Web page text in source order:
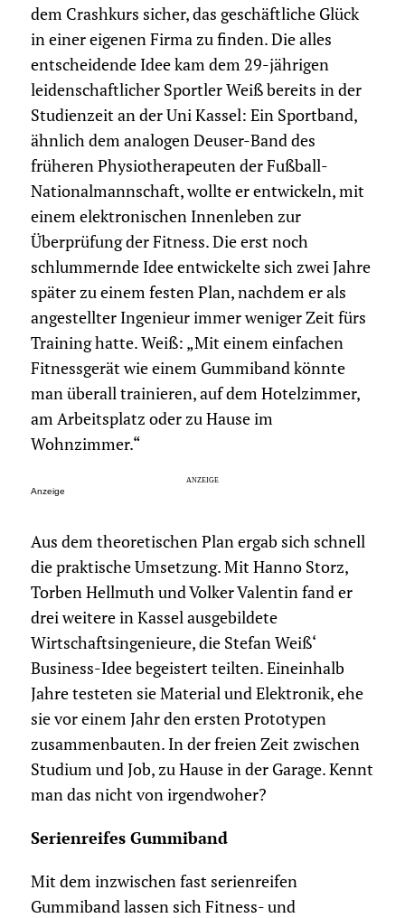
dem Crashkurs sicher, das geschäftliche Glück
in einer eigenen Firma zu finden. Die alles
entscheidende Idee kam dem 29-jährigen
leidenschaftlicher Sportler Weiß bereits in der
Studienzeit an der Uni Kassel: Ein Sportband,
ähnlich dem analogen Deuser-Band des
früheren Physiotherapeuten der Fußball-
Nationalmannschaft, wollte er entwickeln, mit
einem elektronischen Innenleben zur
Überprüfung der Fitness. Die erst noch
schlummernde Idee entwickelte sich zwei Jahre
später zu einem festen Plan, nachdem er als
angestellter Ingenieur immer weniger Zeit fürs
Training hatte. Weiß: „Mit einem einfachen
Fitnessgerät wie einem Gummiband könnte
man überall trainieren, auf dem Hotelzimmer,
am Arbeitsplatz oder zu Hause im
Wohnzimmer.“
Anzeige
Aus dem theoretischen Plan ergab sich schnell
die praktische Umsetzung. Mit Hanno Storz,
Torben Hellmuth und Volker Valentin fand er
drei weitere in Kassel ausgebildete
Wirtschaftsingenieure, die Stefan Weiß‘
Business-Idee begeistert teilten. Eineinhalb
Jahre testeten sie Material und Elektronik, ehe
sie vor einem Jahr den ersten Prototypen
zusammenbauten. In der freien Zeit zwischen
Studium und Job, zu Hause in der Garage. Kennt
man das nicht von irgendwoher?
Serienreifes Gummiband
Mit dem inzwischen fast serienreifen
Gummiband lassen sich Fitness- und